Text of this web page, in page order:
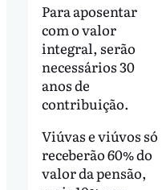
Para aposentar
com o valor
integral, serão
necessários 30
anos de
contribuição.
Viúvas e viúvos só
receberão 60% do
valor da pensão,